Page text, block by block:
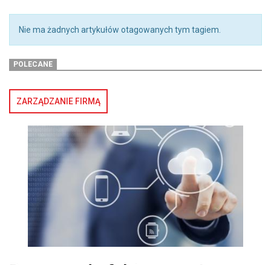
Nie ma żadnych artykułów otagowanych tym tagiem.
POLECANE
ZARZĄDZANIE FIRMĄ